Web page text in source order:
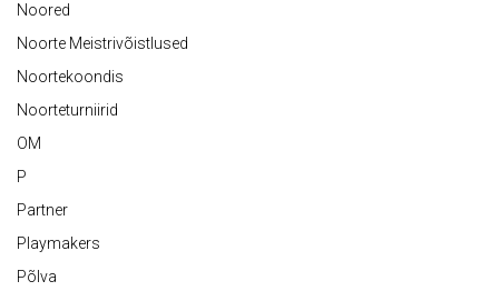
Noored
Noorte Meistrivõistlused
Noortekoondis
Noorteturniirid
OM
P
Partner
Playmakers
Põlva